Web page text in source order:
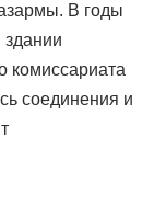
В годы
комиссариата
соединения и